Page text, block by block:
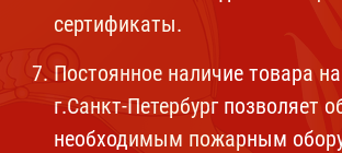
сертификаты.
Постоянное наличие товара
г.Санкт-Петербург позволяет
необходимым пожарным